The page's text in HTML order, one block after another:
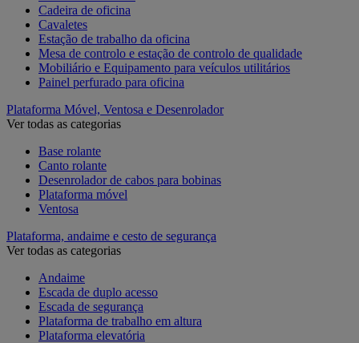
Cadeira de oficina
Cavaletes
Estação de trabalho da oficina
Mesa de controlo e estação de controlo de qualidade
Mobiliário e Equipamento para veículos utilitários
Painel perfurado para oficina
Plataforma Móvel, Ventosa e Desenrolador
Ver todas as categorias
Base rolante
Canto rolante
Desenrolador de cabos para bobinas
Plataforma móvel
Ventosa
Plataforma, andaime e cesto de segurança
Ver todas as categorias
Andaime
Escada de duplo acesso
Escada de segurança
Plataforma de trabalho em altura
Plataforma elevatória